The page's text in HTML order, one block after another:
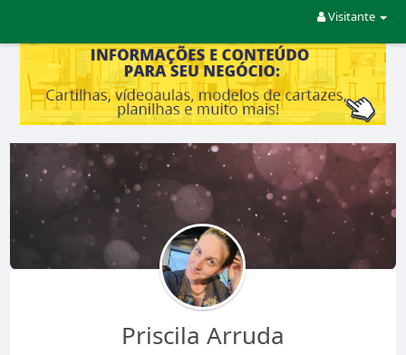
Visitante
Priscila Arruda